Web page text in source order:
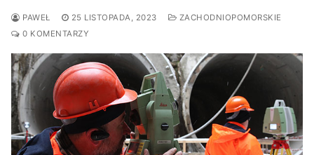
PAWEŁ 25 LISTOPADA, 2023
ZACHODNIOPOMORSKIE
0 KOMENTARZY